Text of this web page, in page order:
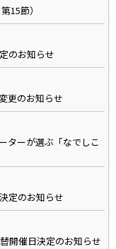
15節）
のお知らせ
更のお知らせ
ターが選ぶ「なでしこ
定のお知らせ
開催日決定のお知らせ